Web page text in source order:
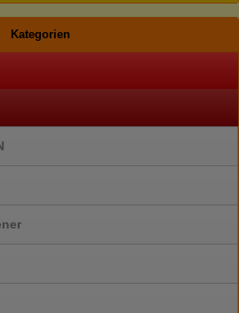
Kategorien